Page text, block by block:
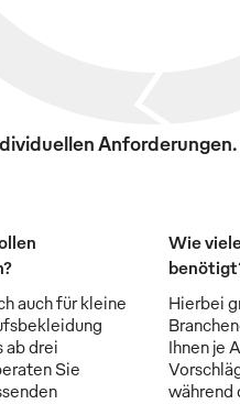
auch für kleine
ab drei
Sie
Wie
Hierbei
Ihnen je
während